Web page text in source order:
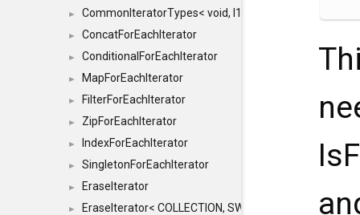
► CommonIteratorTypes< void, I1, I2 >
► ConcatForEachIterator
► ConditionalForEachIterator
► MapForEachIterator
► FilterForEachIterator
► ZipForEachIterator
► IndexForEachIterator
► SingletonForEachIterator
► EraseIterator
► EraseIterator< COLLECTION, SWAP_ERASE, false >